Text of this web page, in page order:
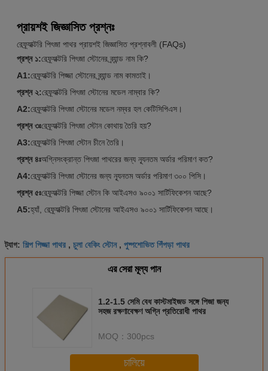
প্রায়শই জিজ্ঞাসিত প্রশ্নঃ
রেফ্র্যাক্টরি পিৎজা পাথর প্রায়শই জিজ্ঞাসিত প্রশ্নাবলী (FAQs)
প্রশ্ন ১:রেফ্র্যাক্টরি পিৎজা স্টোনের ব্র্যান্ড নাম কি?
A1:রেফ্র্যাক্টরি পিজ্জা স্টোনের ব্র্যান্ড নাম কামতাই।
প্রশ্ন ২:রেফ্র্যাক্টরি পিৎজা স্টোনের মডেল নাম্বার কি?
A2:রেফ্র্যাক্টরি পিৎজা স্টোনের মডেল নম্বর হল কেটিসিপিএস।
প্রশ্ন ৩ঃরেফ্র্যাক্টরি পিৎজা স্টোন কোথায় তৈরি হয়?
A3:রেফ্র্যাক্টরি পিৎজা স্টোন চীনে তৈরি।
প্রশ্ন ৪ঃঅগ্নিসংক্রান্ত পিৎজা পাথরের জন্য ন্যূনতম অর্ডার পরিমাণ কত?
A4:রেফ্র্যাক্টরি পিৎজা স্টোনের জন্য ন্যূনতম অর্ডার পরিমাণ ৩০০ পিসি।
প্রশ্ন ৫ঃরেফ্র্যাক্টরি পিজ্জা স্টোন কি আইএসও ৯০০১ সার্টিফিকেশন আছে?
A5:হ্যাঁ, রেফ্র্যাক্টরি পিৎজা স্টোনের আইএসও ৯০০১ সার্টিফিকেশন আছে।
ট্যাগ: শিল্প পিজ্জা পাথর , চুলা বেকিং স্টোন, পুষ্পশোভিত পিঁপড়া পাথর
এর সেরা মূল্য পান
1.2-1.5 সেমি বেধ কাস্টমাইজড সঙ্গে পিজা জন্য
সহজ রক্ষণাবেক্ষণ অগ্নি প্রতিরোধী পাথর
MOQ： 300pcs
চালিয়ে